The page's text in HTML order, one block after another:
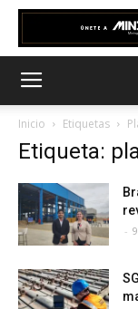
Inicio Etiquetas
Etiqueta:
-